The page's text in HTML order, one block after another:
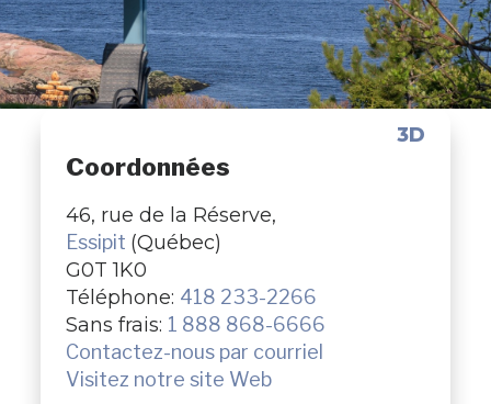
3D
Coordonnées
46, rue de la Réserve,
Essipit (Québec)
G0T 1K0
Téléphone: 418 233-2266
Sans frais: 1 888 868-6666
Contactez-nous par courriel
Visitez notre site Web